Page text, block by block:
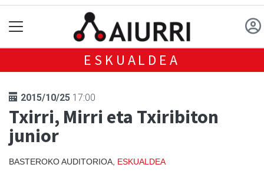
ESKUALDEA
2015/10/25 17:00
Txirri, Mirri eta Txiribiton
junior
BASTEROKO AUDITORIOA, ESKUALDEA